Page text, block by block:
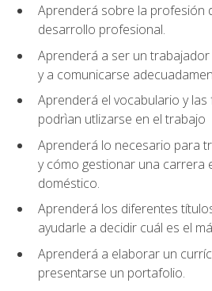
Aprenderá sobre la profesión
desarrollo profesional.
Aprenderá a ser un
y a comunicarse
Aprenderá el vocabulario y
podrìan utlizarse en el trabajo
Aprenderá lo necesario para
y cómo gestionar una carrera
doméstico.
Aprenderá los diferentes
ayudarle a decidir cuál es el
Aprenderá a elaborar un
presentarse un portafolio.